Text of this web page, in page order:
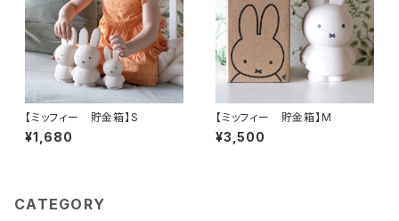
【ミッフィー 貯金箱】S
¥1,680
【ミッフィー 貯金箱】M
¥3,500
CATEGORY